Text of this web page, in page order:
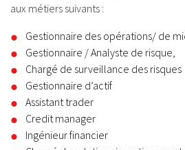
aux métiers suivants :
Gestionnaire des opérations/ de
Gestionnaire / Analyste de risque,
Chargé de surveillance des risques
Gestionnaire d’actif
Assistant trader
Credit manager
Ingénieur financier